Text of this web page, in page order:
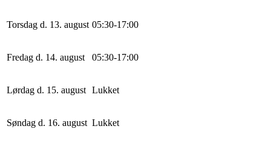
Torsdag d. 13. august 05:30-17:00
Fredag d. 14. august 05:30-17:00
Lørdag d. 15. august Lukket
Søndag d. 16. august Lukket